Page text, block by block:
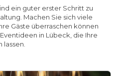
ein guter erster Schritt zu
Machen Sie sich viele
Gäste überraschen können
in Lübeck, die Ihre